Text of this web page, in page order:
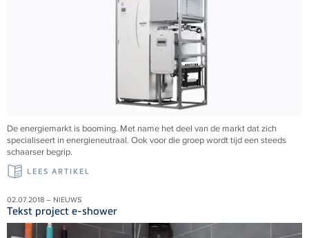
De energiemarkt is booming. Met name het deel van de markt dat zich
specialiseert in energieneutraal. Ook voor die groep wordt tijd een steeds
schaarser begrip.
LEES ARTIKEL
02.07.2018 – NIEUWS
Tekst project e-shower